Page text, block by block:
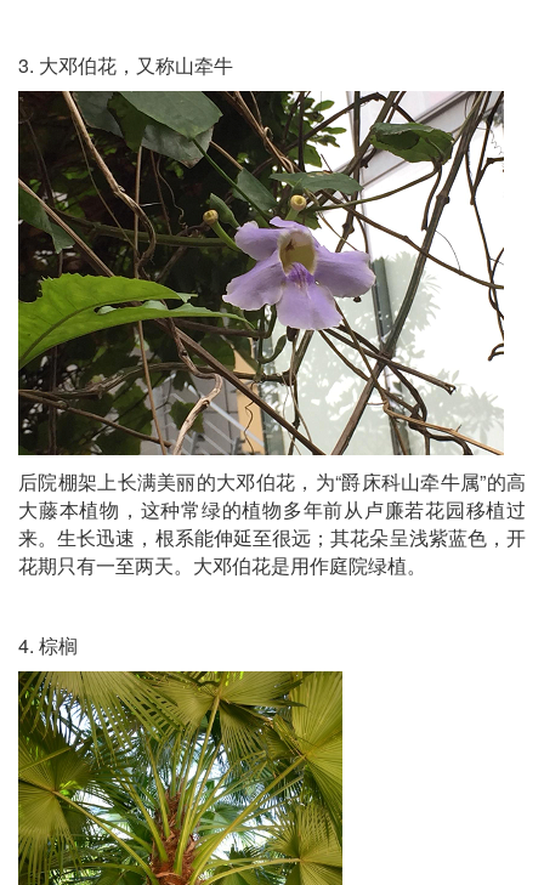
3. 大邓伯花，又称山牵牛
后院棚架上长满美丽的大邓伯花，为“爵床科山牵牛属”的高
大藤本植物，这种常绿的植物多年前从卢廉若花园移植过
来。生长迅速，根系能伸延至很远；其花朵呈浅紫蓝色，开
花期只有一至两天。大邓伯花是用作庭院绿植。
4. 棕榈